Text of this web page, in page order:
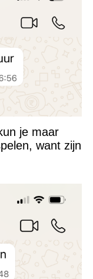
je maar
want zijn